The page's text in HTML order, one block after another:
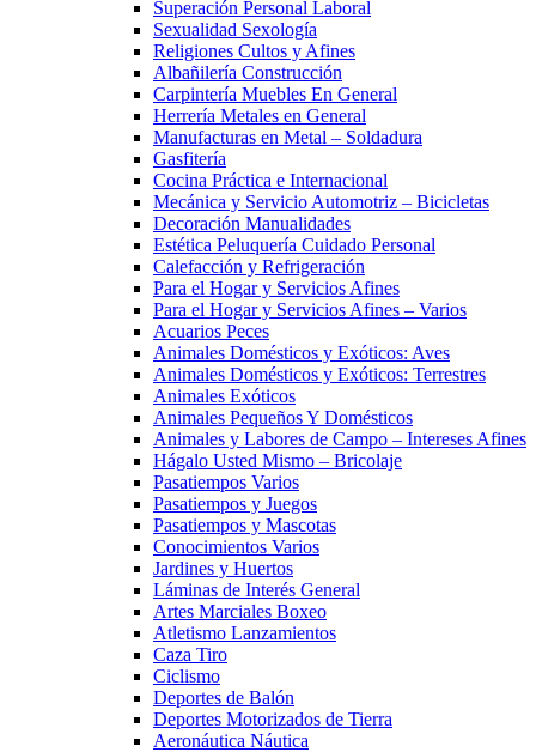
Superación Personal Laboral
Sexualidad Sexología
Religiones Cultos y Afines
Albañilería Construcción
Carpintería Muebles En General
Herrería Metales en General
Manufacturas en Metal – Soldadura
Gasfitería
Cocina Práctica e Internacional
Mecánica y Servicio Automotriz – Bicicletas
Decoración Manualidades
Estética Peluquería Cuidado Personal
Calefacción y Refrigeración
Para el Hogar y Servicios Afines
Para el Hogar y Servicios Afines – Varios
Acuarios Peces
Animales Domésticos y Exóticos: Aves
Animales Domésticos y Exóticos: Terrestres
Animales Exóticos
Animales Pequeños Y Domésticos
Animales y Labores de Campo – Intereses Afines
Hágalo Usted Mismo – Bricolaje
Pasatiempos Varios
Pasatiempos y Juegos
Pasatiempos y Mascotas
Conocimientos Varios
Jardines y Huertos
Láminas de Interés General
Artes Marciales Boxeo
Atletismo Lanzamientos
Caza Tiro
Ciclismo
Deportes de Balón
Deportes Motorizados de Tierra
Aeronáutica Náutica